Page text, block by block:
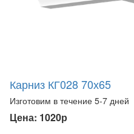
Карниз КГ028 70х65
Изготовим в течение 5-7 дней
Цена: 1020р